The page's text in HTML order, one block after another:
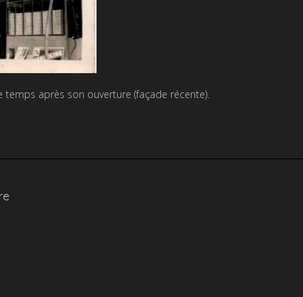
temps après son ouverture (façade récente).